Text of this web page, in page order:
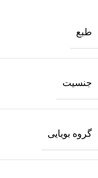
طبع
جنسیت
گروه بویایی